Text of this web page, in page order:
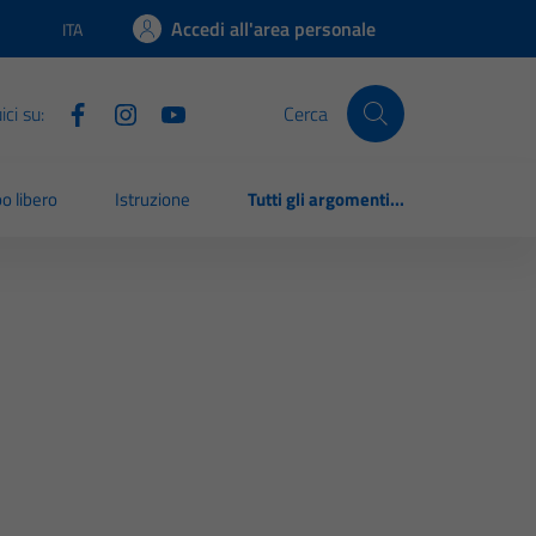
Lingua attiva:
ITA Accedi all'area personale
su: Cerca
libero Istruzione Tutti gli argomenti...